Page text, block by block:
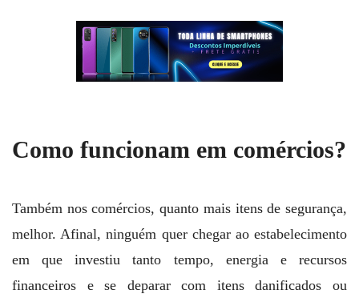
Como funcionam em comércios?
Também nos comércios, quanto mais itens de segurança,
melhor. Afinal, ninguém quer chegar ao estabelecimento
em que investiu tanto tempo, energia e recursos
financeiros e se deparar com itens danificados ou